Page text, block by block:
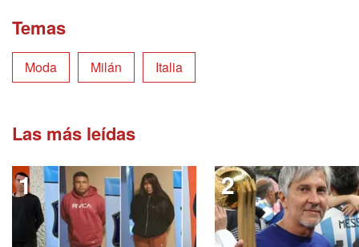
Temas
Moda Milán Italia
Las más leídas